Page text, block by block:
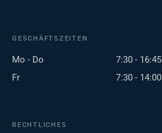
GESCHÄFTSZEITEN
Mo - Do
7:30 - 16:45
Fr
7:30 - 14:00
RECHTLICHES